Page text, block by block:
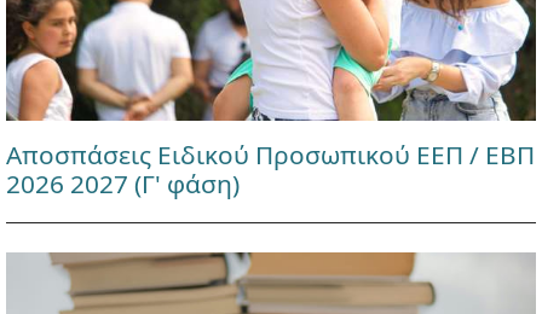
Αποσπάσεις Ειδικού Προσωπικού ΕΕΠ / ΕΒΠ
2026 2027 (Γ' φάση)